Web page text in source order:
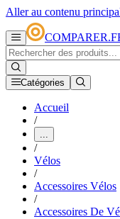
Aller au contenu
Catégories
Accueil
/
...
/
Vélos
/
Accessoires Vélos
/
Accessoires De